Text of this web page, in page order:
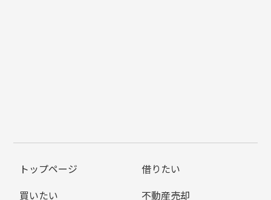
トップページ
借りたい
買いたい
不動産売却